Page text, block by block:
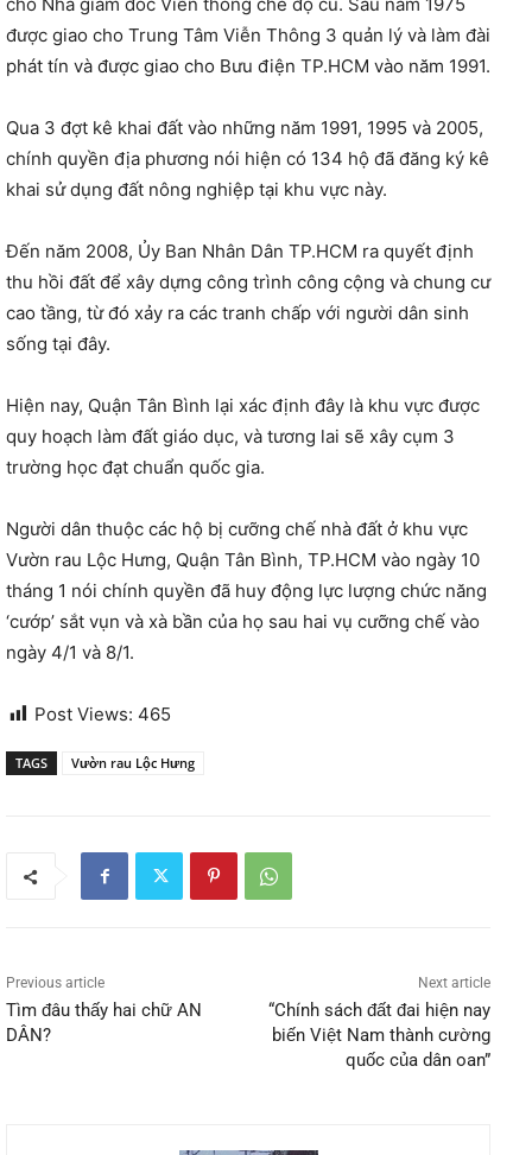
được giao cho Trung Tâm Viễn Thông 3 quản lý và làm đài
phát tín và được giao cho Bưu điện TP.HCM vào năm 1991.
Qua 3 đợt kê khai đất vào những năm 1991, 1995 và 2005,
chính quyền địa phương nói hiện có 134 hộ đã đăng ký kê
khai sử dụng đất nông nghiệp tại khu vực này.
Đến năm 2008, Ủy Ban Nhân Dân TP.HCM ra quyết định
thu hồi đất để xây dựng công trình công cộng và chung cư
cao tầng, từ đó xảy ra các tranh chấp với người dân sinh
sống tại đây.
Hiện nay, Quận Tân Bình lại xác định đây là khu vực được
quy hoạch làm đất giáo dục, và tương lai sẽ xây cụm 3
trường học đạt chuẩn quốc gia.
Người dân thuộc các hộ bị cưỡng chế nhà đất ở khu vực
Vườn rau Lộc Hưng, Quận Tân Bình, TP.HCM vào ngày 10
tháng 1 nói chính quyền đã huy động lực lượng chức năng
‘cướp’ sắt vụn và xà bần của họ sau hai vụ cưỡng chế vào
ngày 4/1 và 8/1.
Post Views: 465
TAGS Vườn rau Lộc Hưng
Previous article
Tìm đâu thấy hai chữ AN
DÂN?
Next article
“Chính sách đất đai hiện nay
biến Việt Nam thành cường
quốc của dân oan”